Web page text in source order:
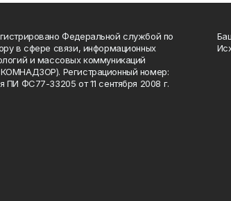
Федеральной службой по
в сфере связи, информационных
и массовых коммуникаций
Регистрационный номер:
ПИ ФС77-33205 от 11 сентября 2008 г.